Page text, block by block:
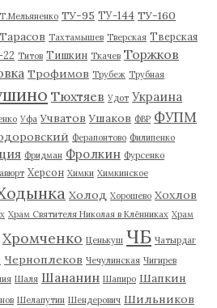
Т.Мельяненко ТУ-95 ТУ-144 ТУ-160
Тарасов Тахтамышев Тверская Тверская
Титов Тишкин Ткачев Торжков
Трофимов Трубеж Трубная
Тюхтяев Удот Украина
Уфа Учватов Ушаков ФВР ФУПМ
Ферапонтово Филипенко
Фридман Фролкин Фурсенко
Херсон Химки Химкинское
Холод Хорошево Хохлов
Храм Святителя Николая в Клённиках Храм
Хромченко Ценькуш ЧБ Чатырдаг
Черноплеков Чечулинская Чигирев
Шаля Шананин Шапиро Шапкин
Шелапутин Шендерович Шильников